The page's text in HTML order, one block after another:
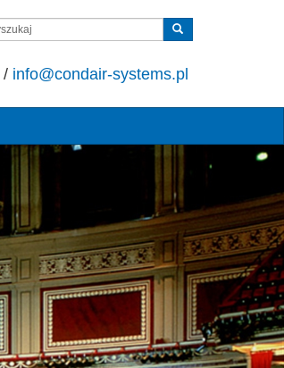
/ info@condair-systems.pl